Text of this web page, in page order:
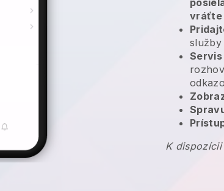
vráťte
služby
Servis
K dispozícii